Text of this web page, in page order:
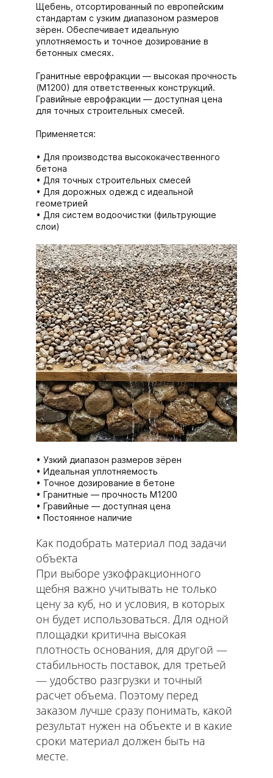
Щебень, отсортированный по европейским
стандартам с узким диапазоном размеров
зёрен. Обеспечивает идеальную
уплотняемость и точное дозирование в
бетонных смесях.
Гранитные еврофракции — высокая прочность
(М1200) для ответственных конструкций.
Гравийные еврофракции — доступная цена
для точных строительных смесей.
Применяется:
Для производства высококачественного
бетона
Для точных строительных смесей
Для дорожных одежд с идеальной
геометрией
Для систем водоочистки (фильтрующие
слои)
Узкий диапазон размеров зёрен
Идеальная уплотняемость
Точное дозирование в бетоне
Гранитные — прочность М1200
Гравийные — доступная цена
Постоянное наличие
Как подобрать материал под задачи
объекта
При выборе узкофракционного
щебня важно учитывать не только
цену за куб, но и условия, в которых
он будет использоваться. Для одной
площадки критична высокая
плотность основания, для другой —
стабильность поставок, для третьей
— удобство разгрузки и точный
расчет объема. Поэтому перед
заказом лучше сразу понимать, какой
результат нужен на объекте и в какие
сроки материал должен быть на
месте.